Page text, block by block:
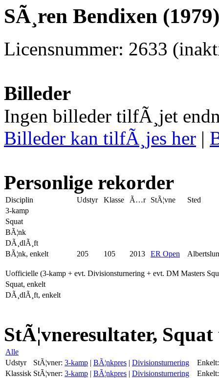
SÃ¸ren Bendixen
Licensnummer: 2633
Billeder
Ingen billeder tilfÃ¸jet
Billeder kan tilfÃ¸jes her |
Personlige rekorder
Disciplin Udstyr Klasse Ã…r StÃ¦vne
Sted
3-kamp
Squat
BÃ¦nk
DÃ¸dlÃ¸ft
BÃ¦nk, enkelt
205 105 2013 ER Open
Uofficielle (3-kamp + evt. Divisionsturnering + evt. DM Masters
Squat, enkelt
DÃ¸dlÃ¸ft, enkelt
StÃ¦vneresultater,
Alle
Udstyr
StÃ¦vner: 3-kamp | BÃ¦nkpres | Divisionsturnering
Enkelt:
Klassisk StÃ¦vner: 3-kamp | BÃ¦nkpres | Divisionsturnering
Enkelt: